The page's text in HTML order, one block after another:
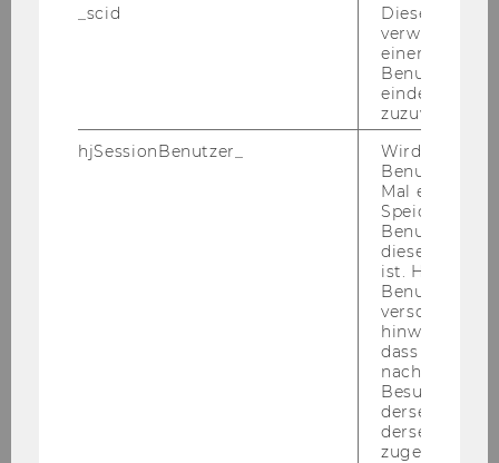
_scid
Dieses
verwendet,
einem/einer
Benutzer*in
eindeutige ID
zuzuweisen
hjSessionBenutzer_
Wird gesetzt,
Benutzer
Mal eine
Speichert die
Benutzer-ID,
diese Seite
ist. Hotjar
Benutzer
verschiedene
hinweg.Stellt
dass Daten
Besuchen auf
derselben
derselben
zugeordnet